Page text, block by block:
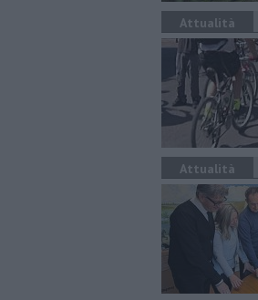
Attualità
Attualità